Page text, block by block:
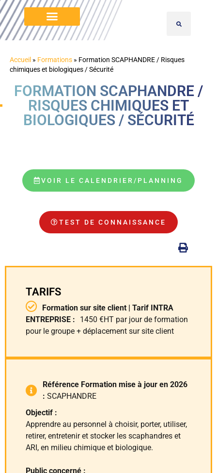
Accueil » Formations » Formation SCAPHANDRE / Risques
chimiques et biologiques / Sécurité
FORMATION SCAPHANDRE /
RISQUES CHIMIQUES ET
BIOLOGIQUES / SÉCURITÉ
VOIR LE CALENDRIER/PLANNING
TEST DE CONNAISSANCE
TARIFS
Formation sur site client | Tarif INTRA
ENTREPRISE :
1450 €HT par jour de formation
pour le groupe + déplacement sur site client
Référence Formation mise à jour en 2026
: SCAPHANDRE
Objectif :
Apprendre au personnel à choisir, porter, utiliser,
retirer, entretenir et stocker les scaphandres et
ARI, en milieu chimique et biologique.
Public concerné :